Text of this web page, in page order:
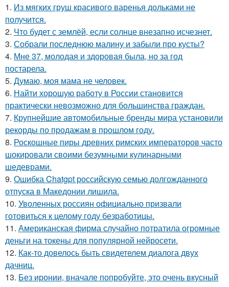
1. Из мягких груш красивого варенья дольками не
получится.
2. Что будет с землёй, если солнце внезапно исчезнет.
3. Собрали последнюю малину и забыли про кусты?
4. Мне 37, молодая и здоровая была, но за год
постарела.
5. Думаю, моя мама не человек.
6. Найти хорошую работу в России становится
практически невозможно для большинства граждан.
7. Крупнейшие автомобильные бренды мира установили
рекорды по продажам в прошлом году.
8. Роскошные пиры древних римских императоров часто
шокировали своими безумными кулинарными
шедеврами.
9. Ошибка Chatgpt российскую семью долгожданного
отпуска в Македонии лишила.
10. Уволенных россиян официально призвали
готовиться к целому году безработицы.
11. Американская фирма случайно потратила огромные
деньги на токены для популярной нейросети.
12. Как-то довелось быть свидетелем диалога двух
дачниц.
13. Без иронии, вначале попробуйте, это очень вкусный